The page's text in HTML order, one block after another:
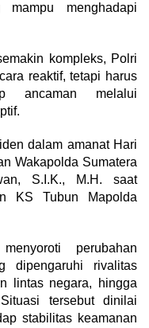
menghadapi
kompleks, Polri
reaktif, tetapi harus
ancaman melalui
dalam amanat Hari
Wakapolda Sumatera
S.I.K., M.H. saat
KS Tubun Mapolda
perubahan
dipengaruhi rivalitas
lintas negara, hingga
tersebut dinilai
stabilitas keamanan